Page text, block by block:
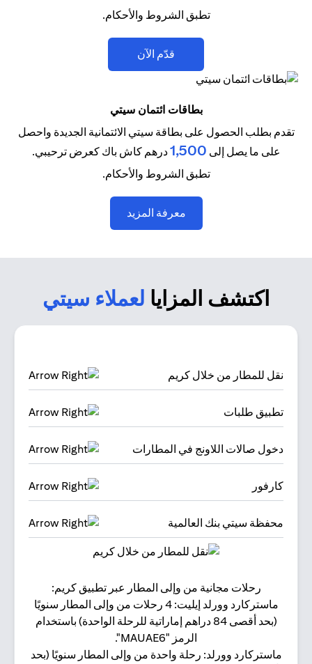
تطبق الشروط والأحكام.
قدّم الآن
بطاقات ائتمان سيتي
تقدم بطلب الحصول على بطاقة سيتي الائتمانية الجديدة واحصل
على ما يصل إلى 1,500درهم كاش باك كعرض ترحيبي.
تطبق الشروط والأحكام.
معرفة المزيد
اكتشف المزايا لعملاء سيتي
نقل للمطار من خلال كريم
تطبيق طلبات
دخول صالات اللاونج في المطارات
كارفور
محفظة سيتي بنك العالمية
رحلات مجانية من وإلى المطار عبر تطبيق كريم:
ماستركارد وورلد إيليت: 4 رحلات من وإلى المطار سنويًا
(بحد أقصى 84 دراهم إماراتية للرحلة الواحدة) باستخدام
الرمز "MAUAE6".
ماستركارد وورلد: رحلة واحدة من وإلى المطار سنويًا (بحد